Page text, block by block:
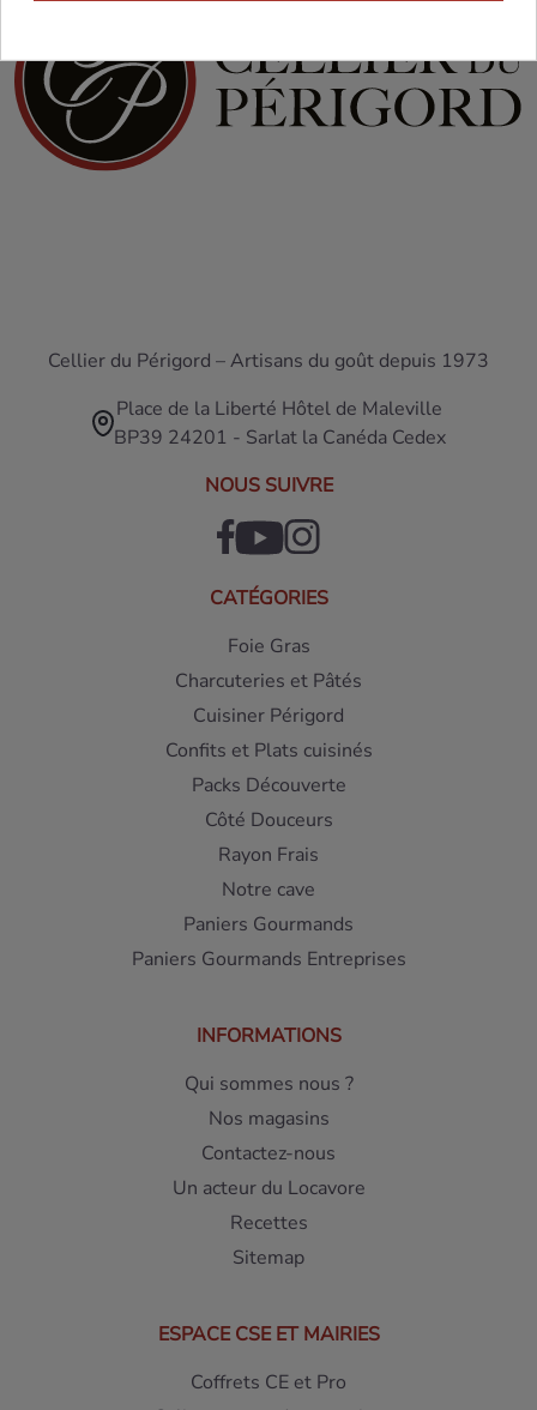
Cellier du Périgord – Artisans du goût depuis 1973
Place de la Liberté Hôtel de Maleville
BP39 24201 - Sarlat la Canéda Cedex
NOUS SUIVRE
CATÉGORIES
Foie Gras
Charcuteries et Pâtés
Cuisiner Périgord
Confits et Plats cuisinés
Packs Découverte
Côté Douceurs
Rayon Frais
Notre cave
Paniers Gourmands
Paniers Gourmands Entreprises
INFORMATIONS
Qui sommes nous ?
Nos magasins
Contactez-nous
Un acteur du Locavore
Recettes
Sitemap
ESPACE CSE ET MAIRIES
Coffrets CE et Pro